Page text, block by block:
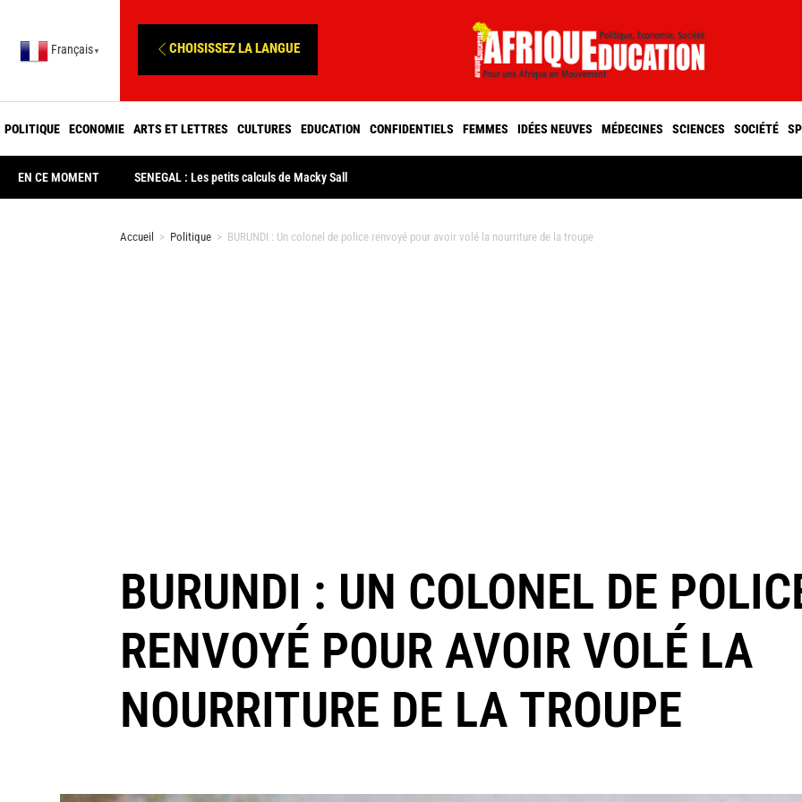
Français ▼ CHOISISSEZ LA LANGUE
POLITIQUE ECONOMIE ARTS ET LETTRES CULTURES EDUCATION CONFIDENTIELS FEMMES IDÉES NEUVES MÉDECINES SCIENCES SOCIÉTÉ
EN CE MOMENT SENEGAL : Les petits calculs de Macky Sall
Accueil > Politique > BURUNDI : Un colonel de police renvoyé pour avoir volé la nourriture de la troupe
BURUNDI : UN COLONEL DE
RENVOYÉ POUR AVOIR VOLÉ LA
NOURRITURE DE LA TROUPE